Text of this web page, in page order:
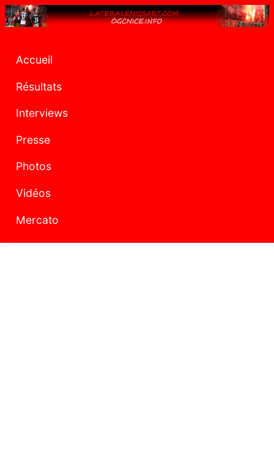
Accueil
Résultats
Interviews
Presse
Photos
Vidéos
Mercato